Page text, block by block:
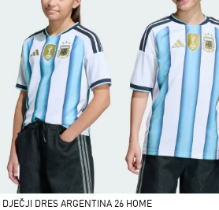
DJEČJI DRES ARGENTINA 26 HOME